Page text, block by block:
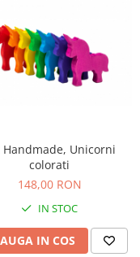
Handmade, Unicorni
colorati
148,00 RON
IN STOC
IN COS